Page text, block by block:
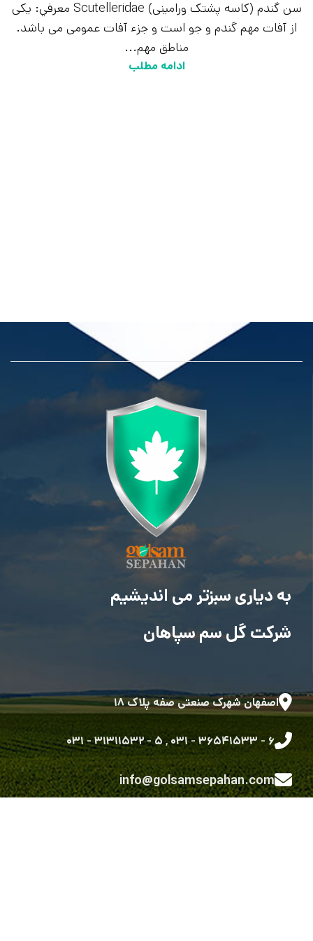
سن گندم (کاسه پشتک ورامينی) Scutelleridae معرفي: یکی
از آفات مهم گندم و جو است و جزء آفات عمومی می باشد.
مناطق مهم...
ادامه مطلب
به دیاری سبزتر می اندیشیم
شرکت گل سم سپاهان
اصفهان شهرک صنعتی صفه پلاک ۱۸
۶ - ۳۶۵۴۱۵۳۳ - ۰۳۱ ,۵ - ۳۱۳۱۱۵۳۲ - ۰۳۱
info@golsamsepahan.com